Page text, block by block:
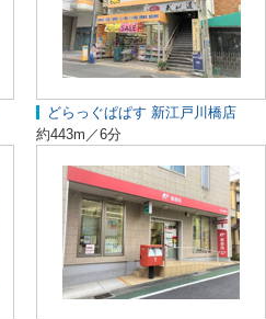
どらっぐぱぱす 新江戸川橋店
約443m／6分